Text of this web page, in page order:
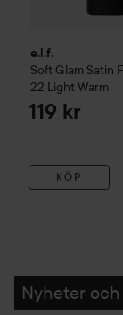
e.l.f.
Soft Glam Satin
22 Light Warm
119 kr
KÖP
Nyheter